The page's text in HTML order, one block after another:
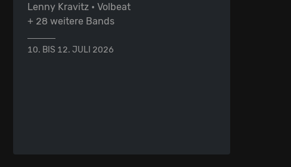
Lenny Kravitz • Volbeat
+ 28 weitere Bands
10. BIS 12. JULI 2026